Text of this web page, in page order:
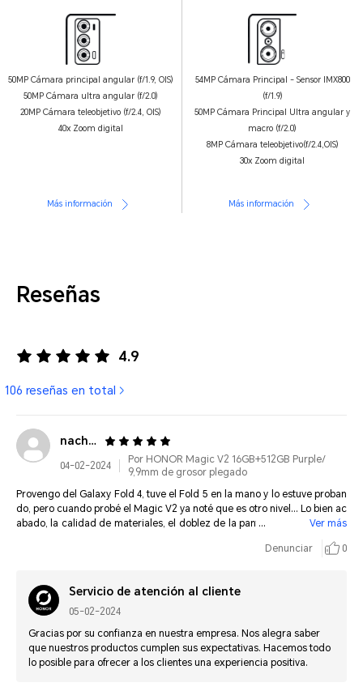
50MP Cámara principal angular (f/1.9, OIS)
50MP Cámara ultra angular (f/2.0)
20MP Cámara teleobjetivo (f/2.4, OIS)
40x Zoom digital
54MP Cámara Principal - Sensor IMX800
(f/1.9)
50MP Cámara Principal Ultra angular y
macro (f/2.0)
8MP Cámara teleobjetivo(f/2.4,OIS)
30x Zoom digital
Más información Más información
Reseñas
4.9
106 reseñas en total
nacho-v*******@hotmail.com
04-02-2024
Por HONOR Magic V2 16GB+512GB Purple/
9,9mm de grosor plegado
Provengo del Galaxy Fold 4, tuve el Fold 5 en la mano y lo estuve proban
do, pero cuando probé el Magic V2 ya noté que es otro nivel... Lo bien ac
abado, la calidad de materiales, el doblez de la pantalla y sobre todo el
Ver más
Denunciar 0
Servicio de atención al cliente
05-02-2024
Gracias por su confianza en nuestra empresa. Nos alegra saber
que nuestros productos cumplen sus expectativas. Hacemos todo
lo posible para ofrecer a los clientes una experiencia positiva.